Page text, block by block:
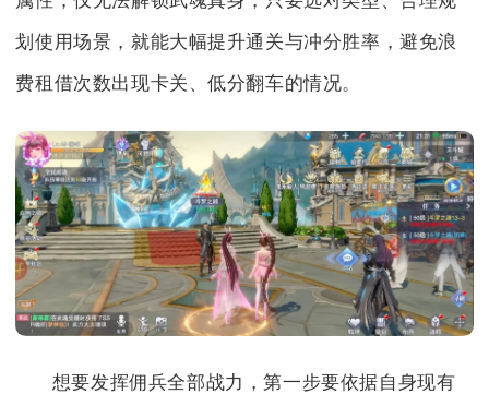
划使用场景，就能大幅提升通关与冲分胜率，避免浪
费租借次数出现卡关、低分翻车的情况。
想要发挥佣兵全部战力，第一步要依据自身现有